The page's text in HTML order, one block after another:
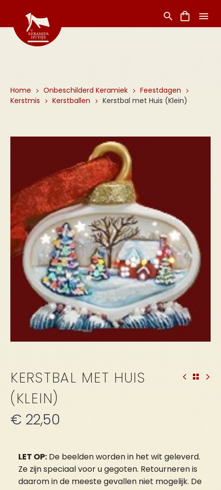
Home Onbeschilderd Keramiek
Feestdagen
Kerstmis
Kerstballen Kerstbal met Huis (Klein)
KERSTBAL MET HUIS
(KLEIN)
€ 22,50
LET OP: De beelden worden in het wit geleverd.
Ze zijn speciaal voor u gegoten. Retourneren is
daarom in de meeste gevallen niet mogelijk. De